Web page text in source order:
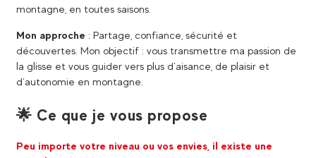
montagne, en toutes saisons.
Mon approche : Partage, confiance, sécurité et
découvertes. Mon objectif : vous transmettre ma passion de
la glisse et vous guider vers plus d’aisance, de plaisir et
d’autonomie en montagne.
🌟 Ce que je vous propose
Peu importe votre niveau ou vos envies, il existe une